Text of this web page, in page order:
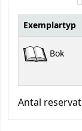
Bestånd
Exemplartyp
Bok
Antal